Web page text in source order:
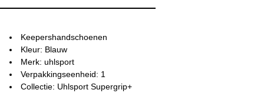
Keepershandschoenen
Kleur: Blauw
Merk: uhlsport
Verpakkingseenheid: 1
Collectie: Uhlsport Supergrip+